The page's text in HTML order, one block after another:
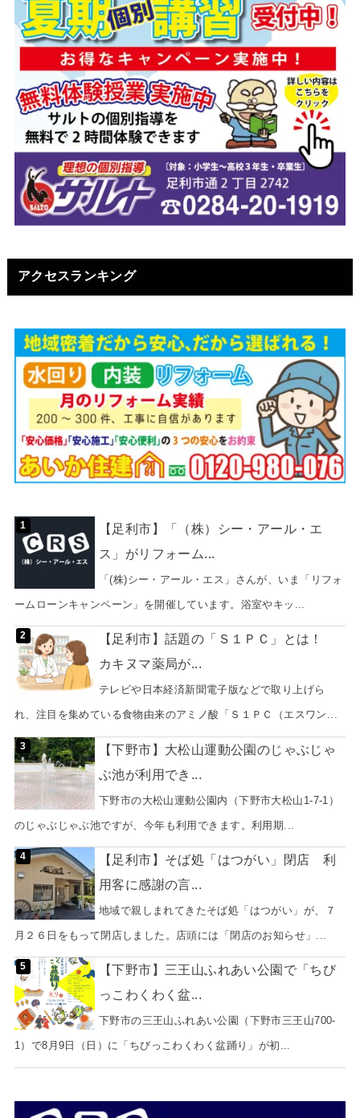
アクセスランキング
【足利市】「（株）シー・アール・エ
ス」がリフォーム...
「(株)シー・アール・エス」さんが、いま「リフォ
ームローンキャンペーン」を開催しています。浴室やキッ...
【足利市】話題の「Ｓ１ＰＣ」とは！
カキヌマ薬局が...
テレビや日本経済新聞電子版などで取り上げら
れ、注目を集めている食物由来のアミノ酸「Ｓ１ＰＣ（エスワン...
【下野市】大松山運動公園のじゃぶじゃ
ぶ池が利用でき...
下野市の大松山運動公園内（下野市大松山1-7-1）
のじゃぶじゃぶ池ですが、今年も利用できます。利用期...
【足利市】そば処「はつがい」閉店 利
用客に感謝の言...
地域で親しまれてきたそば処「はつがい」が、７
月２６日をもって閉店しました。店頭には「閉店のお知らせ」...
【下野市】三王山ふれあい公園で「ちび
っこわくわく盆...
下野市の三王山ふれあい公園（下野市三王山700-
1）で8月9日（日）に「ちびっこわくわく盆踊り」が初...